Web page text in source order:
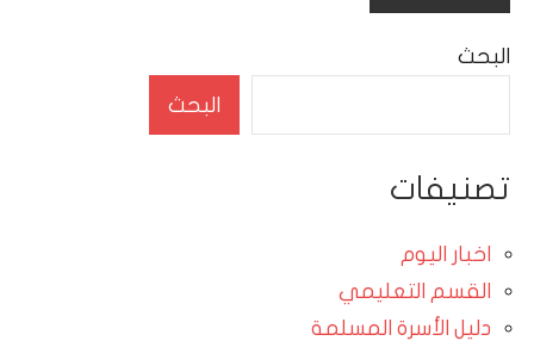
البحث
البحث
تصنيفات
اخبار اليوم
القسم التعليمي
دليل الأسرة المسلمة